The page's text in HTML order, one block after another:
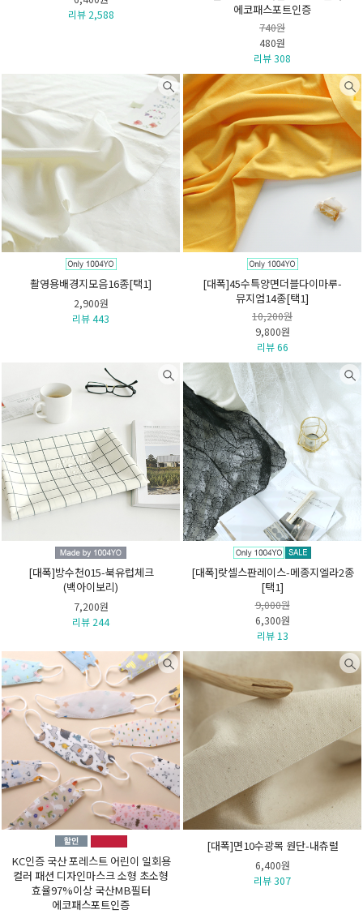
리뷰 2,588
에코패스포트인증
740원
480원
리뷰 308
촬영용배경지모음16종[택1]
2,900원
리뷰 443
[대폭]45수특양면더블다이마루-
뮤지엄14종[택1]
10,200원
9,800원
리뷰 66
[대폭]방수천015-북유럽체크
(백아이보리)
7,200원
리뷰 244
[대폭]랏셀스판레이스-메종지엘라2종
[택1]
9,000원
6,300원
리뷰 13
KC인증 국산 포레스트 어린이 일회용
컬러 패션 디자인마스크 소형 초소형
효율97%이상 국산MB필터
에코패스포트인증
[대폭]면10수광목 원단-내츄럴
6,400원
리뷰 307